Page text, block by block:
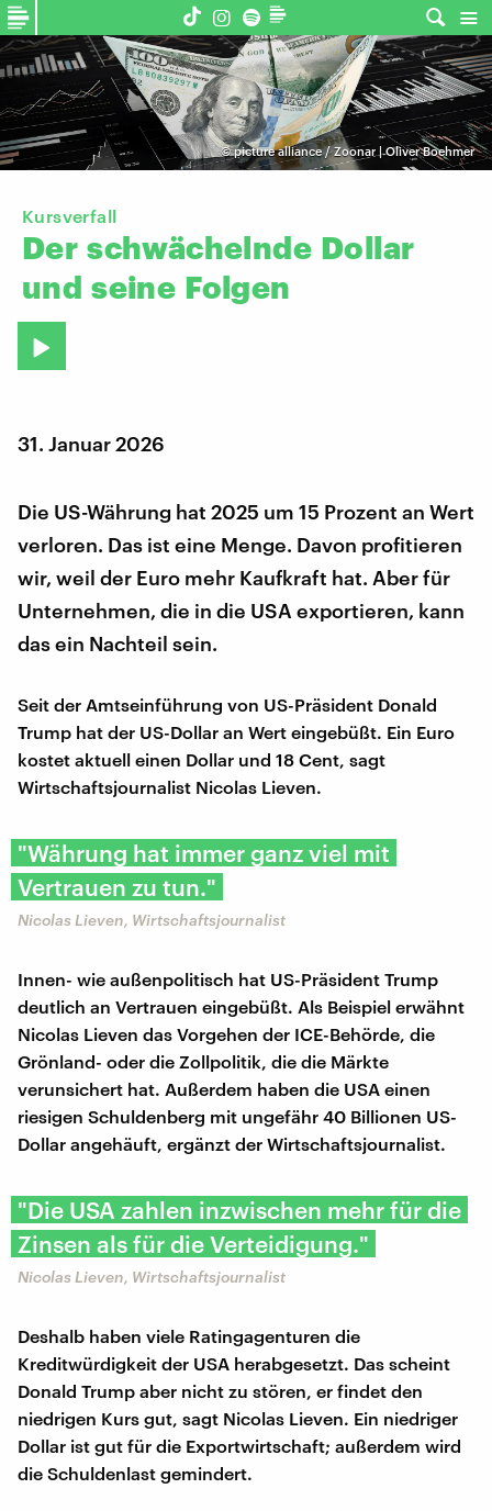
©picture alliance / Zoonar | Oliver Boehmer
Kursverfall
Der schwächelnde Dollar
und seine Folgen
31. Januar 2026
Die US-Währung hat 2025 um 15 Prozent an Wert
verloren. Das ist eine Menge. Davon profitieren
wir, weil der Euro mehr Kaufkraft hat. Aber für
Unternehmen, die in die USA exportieren, kann
das ein Nachteil sein.
Seit der Amtseinführung von US-Präsident Donald
Trump hat der US-Dollar an Wert eingebüßt. Ein Euro
kostet aktuell einen Dollar und 18 Cent, sagt
Wirtschaftsjournalist Nicolas Lieven.
"Währung hat immer ganz viel mit
Vertrauen zu tun."
Nicolas Lieven, Wirtschaftsjournalist
Innen- wie außenpolitisch hat US-Präsident Trump
deutlich an Vertrauen eingebüßt. Als Beispiel erwähnt
Nicolas Lieven das Vorgehen der ICE-Behörde, die
Grönland- oder die Zollpolitik, die die Märkte
verunsichert hat. Außerdem haben die USA einen
riesigen Schuldenberg mit ungefähr 40 Billionen US-
Dollar angehäuft, ergänzt der Wirtschaftsjournalist.
"Die USA zahlen inzwischen mehr für die
Zinsen als für die Verteidigung."
Nicolas Lieven, Wirtschaftsjournalist
Deshalb haben viele Ratingagenturen die
Kreditwürdigkeit der USA herabgesetzt. Das scheint
Donald Trump aber nicht zu stören, er findet den
niedrigen Kurs gut, sagt Nicolas Lieven. Ein niedriger
Dollar ist gut für die Exportwirtschaft; außerdem wird
die Schuldenlast gemindert.